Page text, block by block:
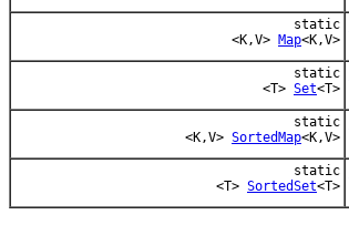
static
<K,V> Map<K,V>
static
<T> Set<T>
static
<K,V> SortedMap<K,V>
static
<T> SortedSet<T>